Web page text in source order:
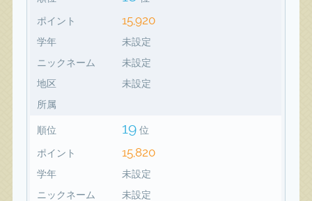
ポイント 15,920
学年
未設定
ニックネーム
未設定
地区
未設定
所属
順位 19 位
ポイント 15,820
学年
未設定
ニックネーム
未設定